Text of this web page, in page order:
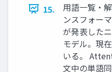
15.
用語一覧・
ンスフォー
が発表した
モデル。現
いる。
文中の単語